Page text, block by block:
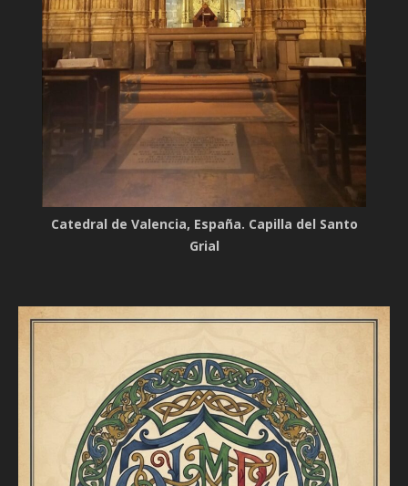
Catedral de Valencia, España. Capilla del Santo
Grial